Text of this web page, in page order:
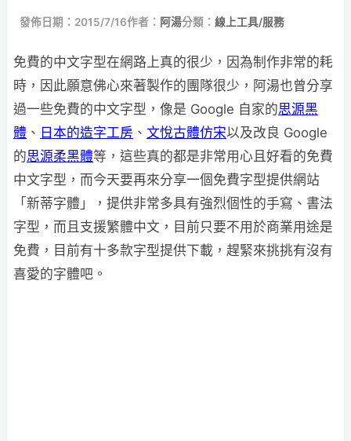
發佈日期：2015/7/16作者： 阿湯分類： 線上工具/服務
免費的中文字型在網路上真的很少，因為制作非常的耗
時，因此願意佛心來著製作的團隊很少，阿湯也曾分享
過一些免費的中文字型，像是 Google 自家的思源黑
體 、 日本的造字工房 、 文悅古體仿宋以及改良 Google
的思源柔黑體等，這些真的都是非常用心且好看的免費
中文字型，而今天要再來分享一個免費字型提供網站
「新蒂字體」，提供非常多具有強烈個性的手寫、書法
字型，而且支援繁體中文，目前只要不用於商業用途是
免費，目前有十多款字型提供下載，趕緊來挑挑有沒有
喜愛的字體吧。